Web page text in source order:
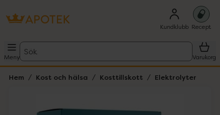
Kundklubb Recept
Meny
Sök
Varukorg
Hem Kost och hälsa Kosttillskott Elektrolyter
Lista: . Innehåller 1 objekt.